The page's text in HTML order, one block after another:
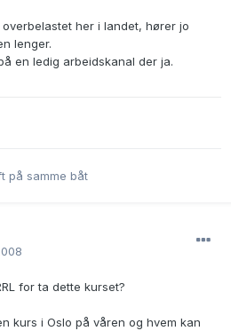
her i landet, hører jo
lenger.
en ledig arbeidskanal der ja.
på samme båt
for ta dette kurset?
kurs i Oslo på våren og hvem kan